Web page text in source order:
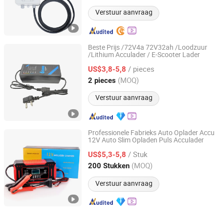
Verstuur aanvraag
Beste Prijs /72V4a 72V32ah /Loodzuur
/Lithium Acculader / E-Scooter Lader
US$3,8-5,8 / pieces
2 pieces (MOQ)
Verstuur aanvraag
Tianchang Lvpu Electronics Co. Ltd
Anhui, China Sinds 2024
Professionele Fabrieks Auto Oplader Accu
12V Auto Slim Opladen Puls Acculader
US$5,3-5,8 / Stuk
200 Stukken (MOQ)
Verstuur aanvraag
Anhui Sumeite Electronics Co., Ltd.
Anhui, China Sinds 2022